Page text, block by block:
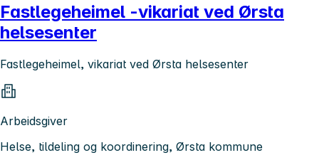
Fastlegeheimel -vikariat ved Ørsta
helsesenter
Fastlegeheimel, vikariat ved Ørsta helsesenter
Arbeidsgiver
Helse, tildeling og koordinering, Ørsta kommune